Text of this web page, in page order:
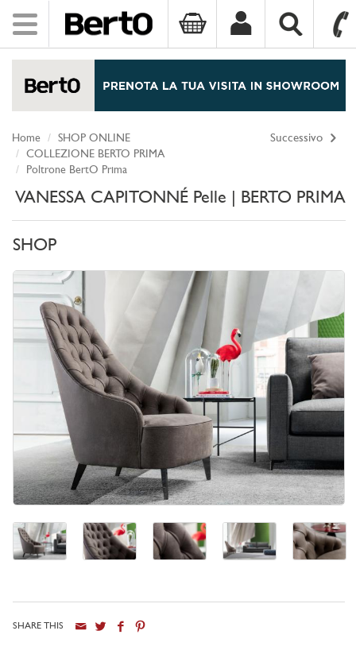
Toggle
navigation
Successivo
Home
SHOP ONLINE
COLLEZIONE BERTO PRIMA
Poltrone BertO Prima
VANESSA CAPITONNÉ Pelle | BERTO PRIMA
SHOP
SHARE THIS